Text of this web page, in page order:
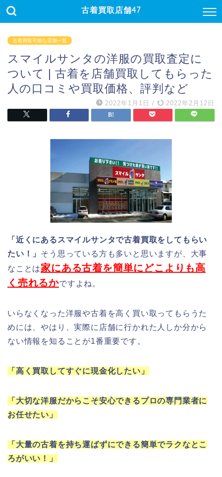
古着買取店舗47
古着買取可能な店舗一覧
スマイルサンタの洋服の買取査定に
ついて | 古着を店舗買取してもらった
人の口コミや買取価格、評判など
2022年1月1日 / 2022年2月12日
「近くにあるスマイルサンタで古着買取をしてもらい
たい！」 そう思っている方も多いと思いますが、大事
なことは家にある古着を簡単にどこよりも高
く売れるかですよね。
いらなくなった洋服や古着を高く買い取ってもらうた
めには、やはり、実際に店舗に行かれた人しか分から
ない情報を知ることが1番重要です。
「高く買取してすぐに現金化したい」
「大切な洋服だからこそ安心できるプロの専門業者に
お任せたい」
「大量の古着を持ち運ばずにできる簡単でラクなとこ
ろがいい！」